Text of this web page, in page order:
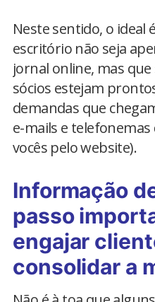
Neste sentido, o ideal
escritório não seja
jornal online, mas
sócios estejam
demandas que
e-mails e
vocês pelo website).
Informação
passo
engajar
consolidar a